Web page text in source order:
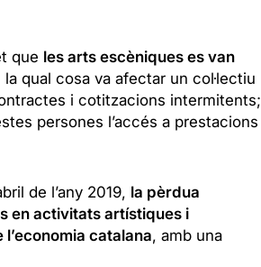
que les arts escèniques es van
la qual cosa va afectar un col·lectiu
i cotitzacions intermitents;
persones l’accés a prestacions
de l’any 2019, la pèrdua
en activitats artístiques i
catalana, amb una